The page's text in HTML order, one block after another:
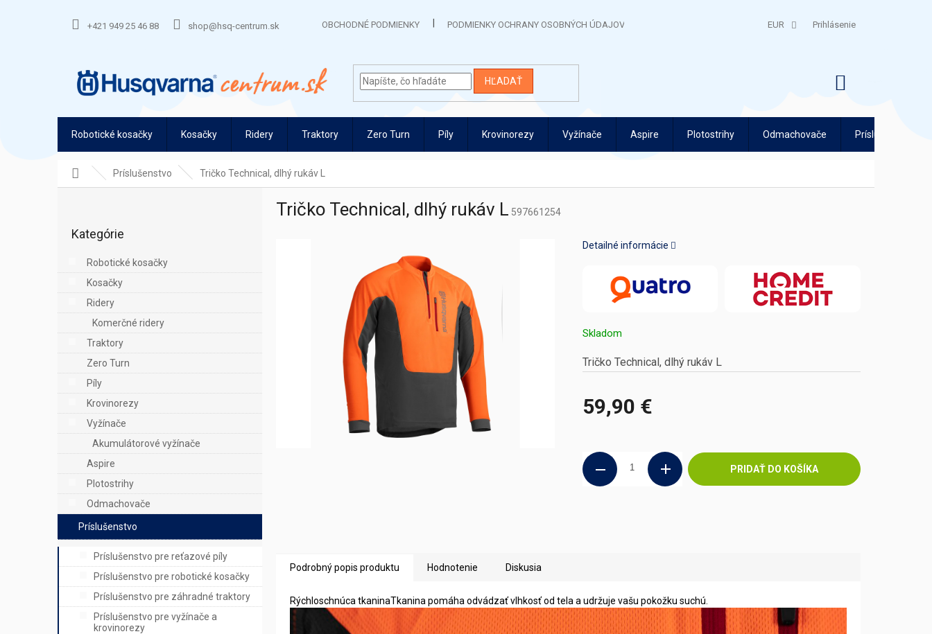
+421 949 25 46 88 shop@hsq-centrum.sk OBCHODNÉ PODMIENKY PODMIENKY OCHRANY OSOBNÝCH ÚDAJOV EUR Prihlásenie
HĽADAŤ
Robotické kosačky Kosačky Ridery Traktory Zero Turn Píly Krovinorezy Vyžínače Aspire Plotostrihy Odmachovače Príslušenstvo
DomovPríslušenstvo Tričko Technical, dlhý rukáv L
p
e
l
kategórie
Kategórie
Robotické kosačky
Kosačky
Ridery
Komerčné ridery
Traktory
Zero Turn
Píly
Krovinorezy
Vyžínače
Akumulátorové vyžínače
Aspire
Plotostrihy
Odmachovače
Príslušenstvo
Príslušenstvo pre reťazové píly
Príslušenstvo pre robotické kosačky
Príslušenstvo pre záhradné traktory
Príslušenstvo pre vyžínače a
krovinorezy
Tričko Technical, dlhý rukáv L 597661254
59,90 €
Skladom
PRIDAŤ DO KOŠÍKA
Tričko Technical, dlhý rukáv L
Detailné informácie
Podrobný popis produktu Hodnotenie Diskusia
Rýchloschnúca tkaninaTkanina pomáha odvádzať vlhkosť od tela a udržuje vašu pokožku suchú.